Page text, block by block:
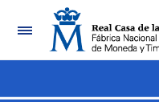
Navigation